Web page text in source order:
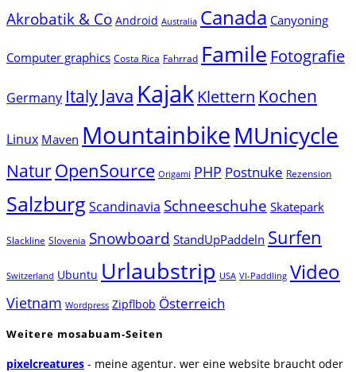
Akrobatik & Co Android Australia Canada Canyoning
Computer graphics Costa Rica Fahrrad Famile Fotografie
Germany Italy Java Kajak Klettern Kochen
Linux Maven MountainbikeMUnicycle
NaturOpenSource Origami PHP Postnuke Rezension
SalzburgScandinavia Schneeschuhe Skatepark
Slackline Slovenia Snowboard StandUpPaddeln Surfen
Switzerland Ubuntu Urlaubstrip USA VI-Paddling Video
Vietnam Wordpress Zipflbob Österreich
Weitere mosabuam-Seiten
pixelcreatures - meine agentur. wer eine website braucht oder